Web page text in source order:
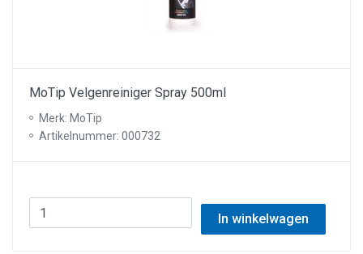
MoTip Velgenreiniger Spray 500ml
Merk: MoTip
Artikelnummer: 000732
In winkelwagen